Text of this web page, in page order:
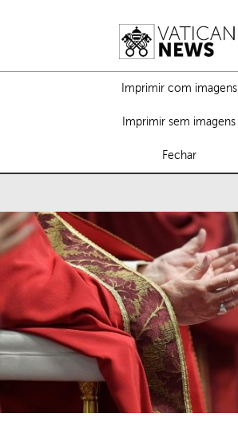
Imprimir com imagens
Imprimir sem imagens
Fechar